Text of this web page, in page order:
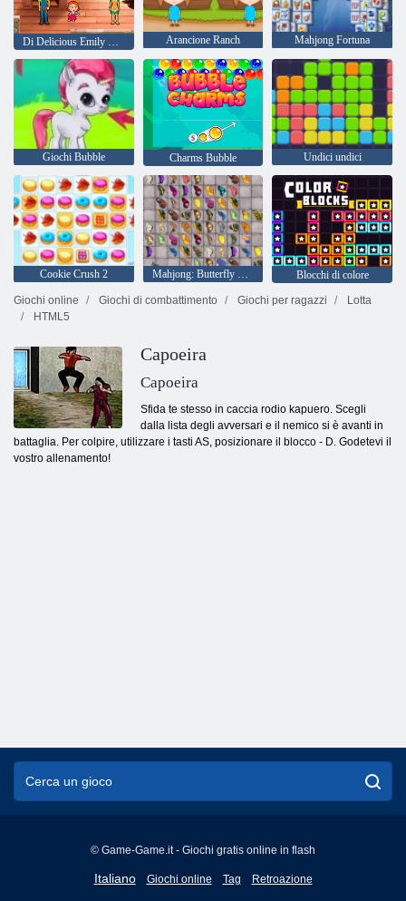
Arancione Ranch Mahjong Fortuna
Giochi Bubble Charms Bubble Undici undici
Cookie Crush 2 Mahjong: Butterfly Kyodai HD
Blocchi di colore
Giochi online
Giochi di combattimento Giochi per ragazzi
Lotta
HTML5
Capoeira
Capoeira
Sfida te stesso in caccia rodio kapuero. Scegli
dalla lista degli avversari e il nemico si è avanti in
battaglia. Per colpire, utilizzare i tasti AS, posizionare il blocco - D. Godetevi il
vostro allenamento!
© Game-Game.it - Giochi gratis online in flash
Italiano
English
Giochi online Tag Retroazione